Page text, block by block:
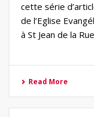
cette série
de l’Eglise
à St Jean de la
Read More